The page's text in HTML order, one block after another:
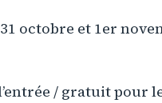
31 octobre et 1er
/ gratuit pour